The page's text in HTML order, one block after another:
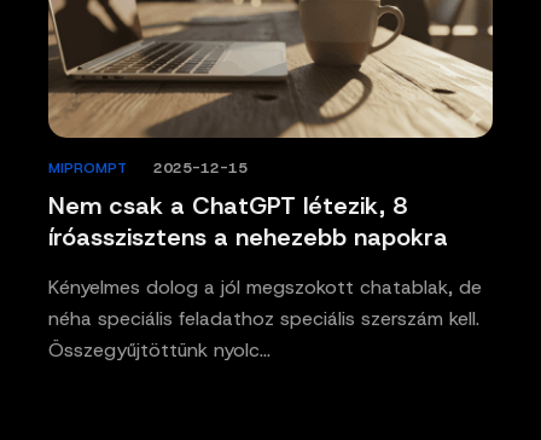
Nem csak a ChatGPT létezik, 8
íróasszisztens a nehezebb napokra
MIPROMPT 2025-12-15
Kényelmes dolog a jól megszokott chatablak, de
néha speciális feladathoz speciális szerszám kell.
Összegyűjtöttünk nyolc…